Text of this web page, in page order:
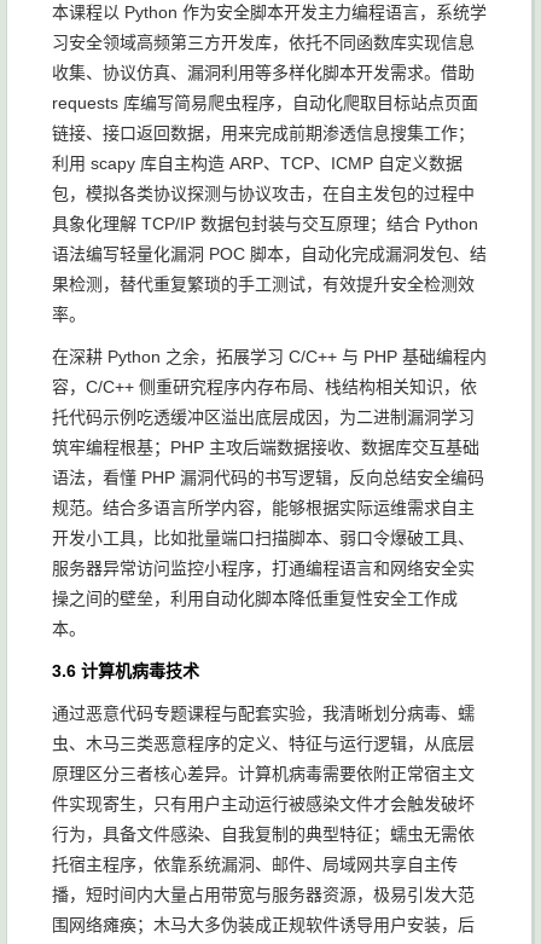
本课程以 Python 作为安全脚本开发主力编程语言，系统学
习安全领域高频第三方开发库，依托不同函数库实现信息
收集、协议仿真、漏洞利用等多样化脚本开发需求。借助
requests 库编写简易爬虫程序，自动化爬取目标站点页面
链接、接口返回数据，用来完成前期渗透信息搜集工作；
利用 scapy 库自主构造 ARP、TCP、ICMP 自定义数据
包，模拟各类协议探测与协议攻击，在自主发包的过程中
具象化理解 TCP/IP 数据包封装与交互原理；结合 Python
语法编写轻量化漏洞 POC 脚本，自动化完成漏洞发包、结
果检测，替代重复繁琐的手工测试，有效提升安全检测效
率。
在深耕 Python 之余，拓展学习 C/C++ 与 PHP 基础编程内
容，C/C++ 侧重研究程序内存布局、栈结构相关知识，依
托代码示例吃透缓冲区溢出底层成因，为二进制漏洞学习
筑牢编程根基；PHP 主攻后端数据接收、数据库交互基础
语法，看懂 PHP 漏洞代码的书写逻辑，反向总结安全编码
规范。结合多语言所学内容，能够根据实际运维需求自主
开发小工具，比如批量端口扫描脚本、弱口令爆破工具、
服务器异常访问监控小程序，打通编程语言和网络安全实
操之间的壁垒，利用自动化脚本降低重复性安全工作成
本。
3.6 计算机病毒技术
通过恶意代码专题课程与配套实验，我清晰划分病毒、蠕
虫、木马三类恶意程序的定义、特征与运行逻辑，从底层
原理区分三者核心差异。计算机病毒需要依附正常宿主文
件实现寄生，只有用户主动运行被感染文件才会触发破坏
行为，具备文件感染、自我复制的典型特征；蠕虫无需依
托宿主程序，依靠系统漏洞、邮件、局域网共享自主传
播，短时间内大量占用带宽与服务器资源，极易引发大范
围网络瘫痪；木马大多伪装成正规软件诱导用户安装，后